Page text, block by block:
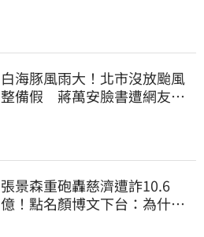
白海豚風雨大！北市沒放颱風
整備假 蔣萬安臉書遭網友灌
張景森重砲轟慈濟遭詐10.6
億！點名顏博文下台：為什麼